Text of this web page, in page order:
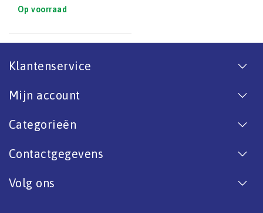
Op voorraad
Klantenservice
Mijn account
Categorieën
Contactgegevens
Volg ons